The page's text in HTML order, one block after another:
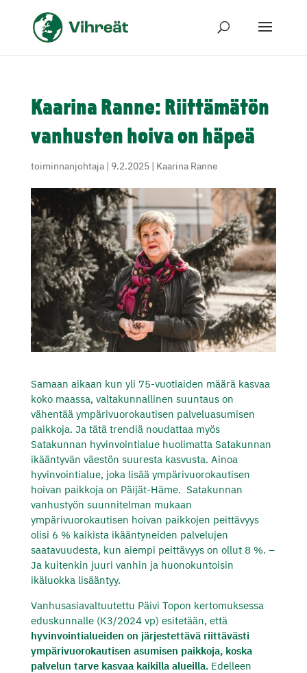
Kaarina Ranne: Riittämätön
vanhusten hoiva on häpeä
toiminnanjohtaja| 9.2.2025| Kaarina Ranne
Samaan aikaan kun yli 75-vuotiaiden määrä kasvaa
koko maassa, valtakunnallinen suuntaus on
vähentää ympärivuorokautisen palveluasumisen
paikkoja. Ja tätä trendiä noudattaa myös
Satakunnan hyvinvointialue huolimatta Satakunnan
ikääntyvän väestön suuresta kasvusta. Ainoa
hyvinvointialue, joka lisää ympärivuorokautisen
hoivan paikkoja on Päijät-Häme. Satakunnan
vanhustyön suunnitelman mukaan
ympärivuorokautisen hoivan paikkojen peittävyys
olisi 6 % kaikista ikääntyneiden palvelujen
saatavuudesta, kun aiempi peittävyys on ollut 8 %. –
Ja kuitenkin juuri vanhin ja huonokuntoisin
ikäluokka lisääntyy.
Vanhusasiavaltuutettu Päivi Topon kertomuksessa
eduskunnalle (K3/2024 vp) esitetään, että
hyvinvointialueiden on järjestettävä riittävästi
ympärivuorokautisen asumisen paikkoja, koska
palvelun tarve kasvaa kaikilla alueilla. Edelleen